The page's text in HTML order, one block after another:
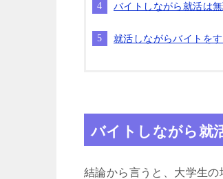
バイトしながら就活は
就活しながらバイトを
バイトしながら就
結論から言うと、大学生